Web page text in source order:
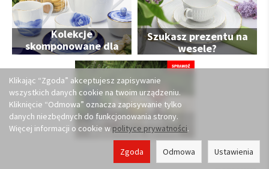
Kolekcje
skomponowane dla
Ciebie
Szukasz prezentu na
wesele?
Lato zasługuje na
wyjątkową oprawę
Klikając “Zgoda” akceptujesz zapisywanie
wszystkich danych cookie na twoim urządzeniu.
Kliknięcie “Odmowa” oznacza zapisywanie tylko
danych niezbędnych do funkcjonowania strony.
Więcej informacji o cookie w polityce prywatności.
Ustawienia
Odmowa
Zgoda